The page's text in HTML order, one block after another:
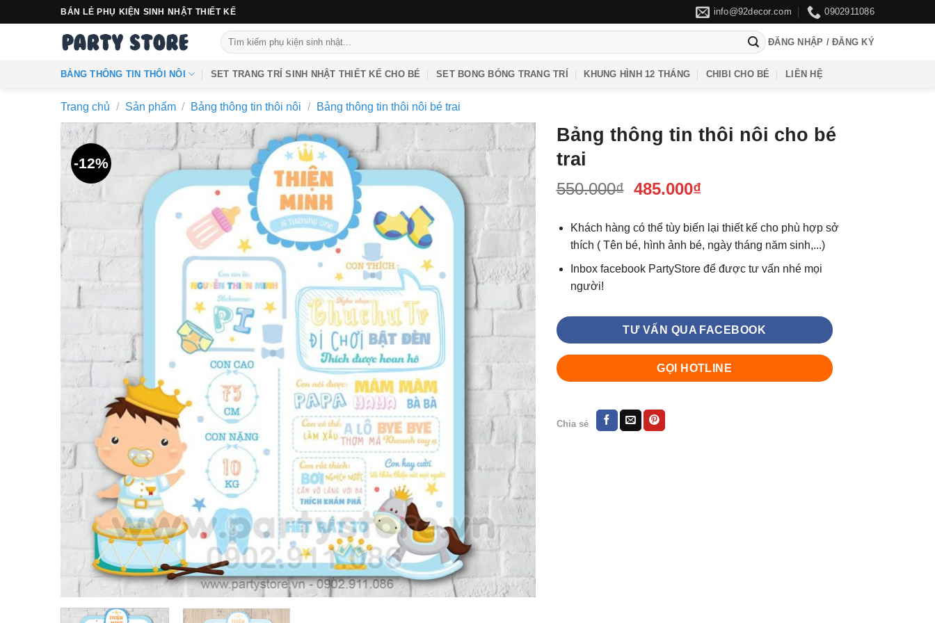
qua
BÁN LẺ PHỤ KIỆN SINH NHẬT THIẾT KẾ info@92decor.com 0902911086
Tìm
kiếm:
ĐĂNG NHẬP / ĐĂNG KÝ
BẢNG THÔNG TIN THÔI NÔI SET TRANG TRÍ SINH NHẬT THIẾT KẾ CHO BÉ SET BONG BÓNG TRANG TRÍ KHUNG HÌNH 12 THÁNG CHIBI CHO BÉ LIÊN HỆ
Trang chủ / Sản phẩm / Bảng thông tin thôi nôi / Bảng thông tin thôi nôi bé trai
-12%
Bảng thông tin thôi nôi cho bé
trai
550.000₫ Giá
là:
550.000₫.
485.000₫Giá
tại
là:
485.000₫.
Khách hàng có thể tùy biến lại thiết kế cho phù hợp sở
thích ( Tên bé, hình ảnh bé, ngày tháng năm sinh,...)
Inbox facebook PartyStore để được tư vấn nhé mọi
người!
TƯ VẤN QUA FACEBOOK
GỌI HOTLINE
Chia sẻ